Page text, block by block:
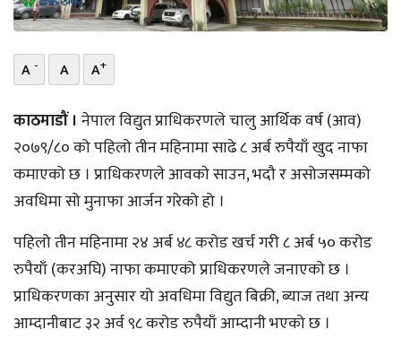
खोज
प्रोफाइल
विशेष
A - A A+
काठमाडौं । नेपाल विद्युत प्राधिकरणले चालु आर्थिक वर्ष (आव)
२०७९/८० को पहिलो तीन महिनामा साढे ८ अर्ब रुपैयाँ खुद नाफा
कमाएको छ । प्राधिकरणले आवकाे साउन, भदौ र असोजसम्मको
अवधिमा सो मुनाफा आर्जन गरेको हो ।
पहिलो तीन महिनामा २४ अर्ब ४८ करोड खर्च गरी ८ अर्ब ५० करोड
रुपैयाँ (करअघि) नाफा कमाएको प्राधिकरणले जनाएको छ ।
प्राधिकरणका अनुसार यो अवधिमा विद्युत बिक्री, ब्याज तथा अन्य
आम्दानीबाट ३२ अर्व ९८ करोड रुपैयाँ आम्दानी भएको छ ।